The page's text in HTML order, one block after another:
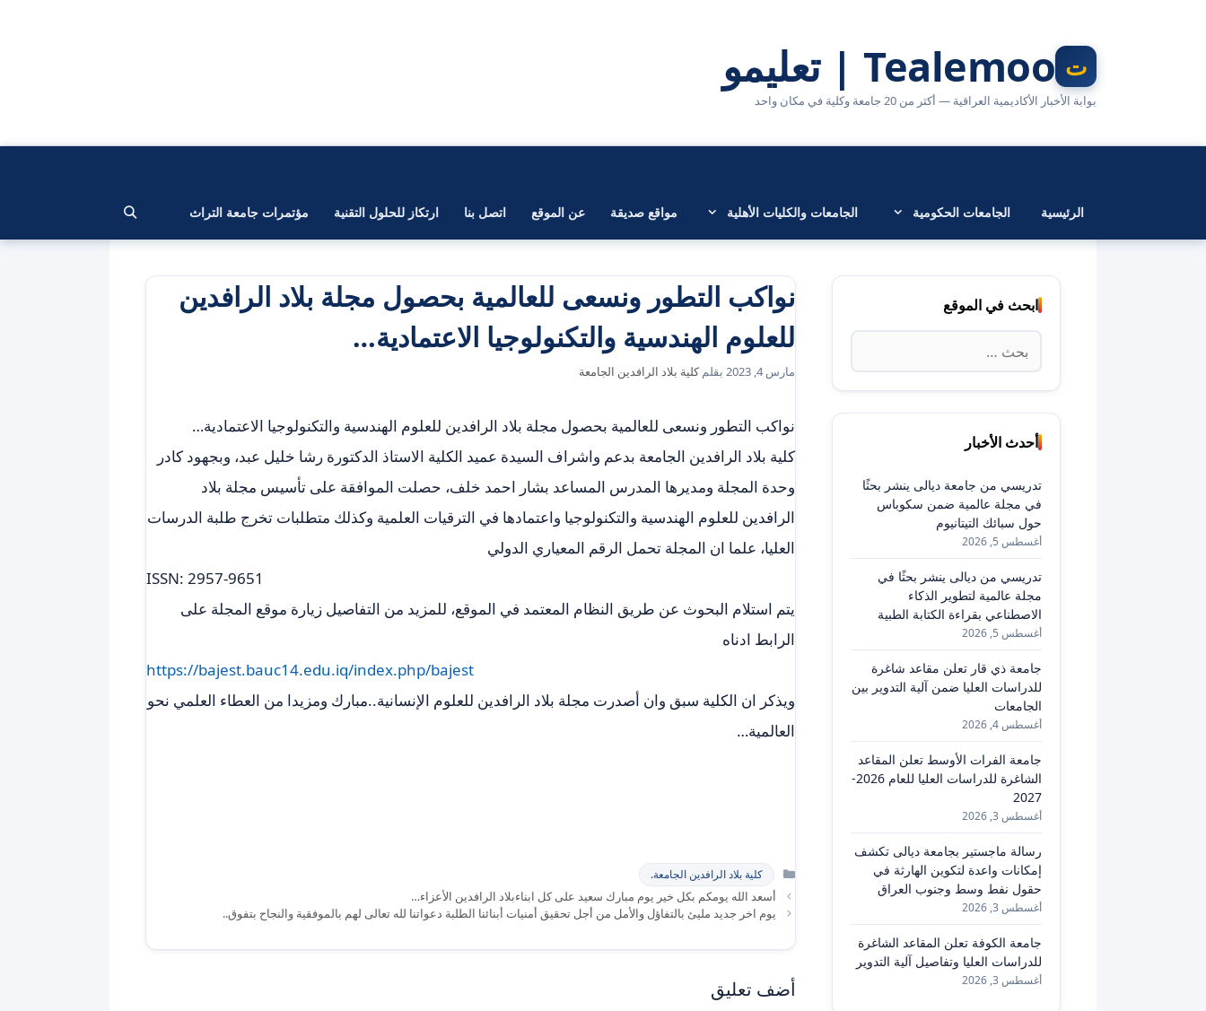
Tealemoo | تعليمو
بوابة الأخبار الأكاديمية العراقية — أكثر من 20 جامعة وكلية في مكان واحد
الرئيسية الجامعات الحكومية الجامعات والكليات الأهلية مواقع صديقة عن الموقع اتصل بنا ارتكاز للحلول التقنية مؤتمرات جامعة التراث
نواكب التطور ونسعى للعالمية بحصول مجلة بلاد الرافدين
للعلوم الهندسية والتكنولوجيا الاعتمادية…
مارس 4, 2023 بقلمكلية بلاد الرافدين الجامعة
نواكب التطور ونسعى للعالمية بحصول مجلة بلاد الرافدين للعلوم الهندسية والتكنولوجيا الاعتمادية…
كلية بلاد الرافدين الجامعة بدعم واشراف السيدة عميد الكلية الاستاذ الدكتورة رشا خليل عبد، وبجهود كادر
وحدة المجلة ومديرها المدرس المساعد بشار احمد خلف، حصلت الموافقة على تأسيس مجلة بلاد
الرافدين للعلوم الهندسية والتكنولوجيا واعتمادها في الترقيات العلمية وكذلك متطلبات تخرج طلبة الدرسات
العليا، علما ان المجلة تحمل الرقم المعياري الدولي
ISSN: 2957-9651
يتم استلام البحوث عن طريق النظام المعتمد في الموقع، للمزيد من التفاصيل زيارة موقع المجلة على
الرابط ادناه
https://bajest.bauc14.edu.iq/index.php/bajest
ويذكر ان الكلية سبق وان أصدرت مجلة بلاد الرافدين للعلوم الإنسانية..مبارك ومزيدا من العطاء العلمي نحو
العالمية…
التصنيفات
كلية بلاد الرافدين الجامعة.
أسعد الله يومكم بكل خير يوم مبارك سعيد على كل ابناءبلاد الرافدين الأعزاء…
يوم اخر جديد مليئ بالتفاؤل والأمل من أجل تحقيق أمنيات أبنائنا الطلبة دعواتنا لله تعالى لهم بالموفقية والنجاح بتفوق..
أضف تعليق
ابحث في الموقع
البحث
عن:
أحدث الأخبار
تدريسي من جامعة ديالى ينشر بحثًا
في مجلة عالمية ضمن سكوباس
حول سبائك التيتانيوم
أغسطس 5, 2026
تدريسي من ديالى ينشر بحثًا في
مجلة عالمية لتطوير الذكاء
الاصطناعي بقراءة الكتابة الطبية
أغسطس 5, 2026
جامعة ذي قار تعلن مقاعد شاغرة
للدراسات العليا ضمن آلية التدوير بين
الجامعات
أغسطس 4, 2026
جامعة الفرات الأوسط تعلن المقاعد
الشاغرة للدراسات العليا للعام 2026-
2027
أغسطس 3, 2026
رسالة ماجستير بجامعة ديالى تكشف
إمكانات واعدة لتكوين الهارثة في
حقول نفط وسط وجنوب العراق
أغسطس 3, 2026
جامعة الكوفة تعلن المقاعد الشاغرة
للدراسات العليا وتفاصيل آلية التدوير
أغسطس 3, 2026